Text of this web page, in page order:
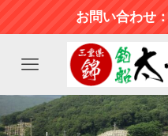
お問い合わせ